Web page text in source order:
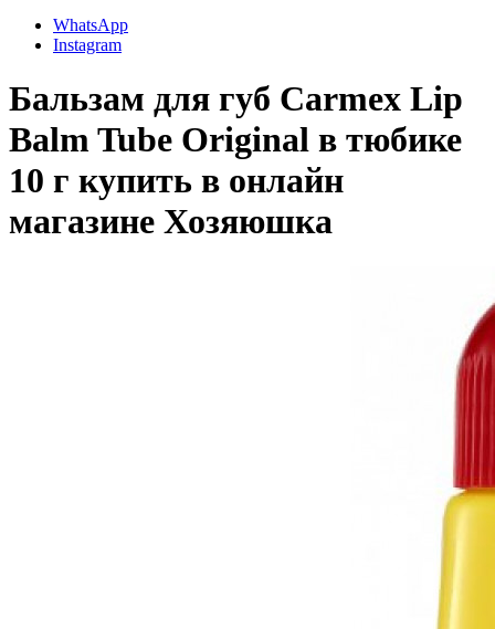
WhatsApp
Instagram
Бальзам для губ Carmex Lip
Balm Tube Original в тюбике
10 г купить в онлайн
магазине Хозяюшка